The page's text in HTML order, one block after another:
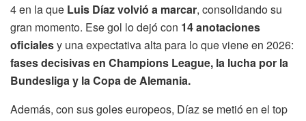
4 en la que Luis Díaz volvió a marcar, consolidando su
gran momento. Ese gol lo dejó con 14 anotaciones
oficialesy una expectativa alta para lo que viene en 2026:
fases decisivas en Champions League, la lucha por la
Bundesliga y la Copa de Alemania.
Además, con sus goles europeos, Díaz se metió en el top